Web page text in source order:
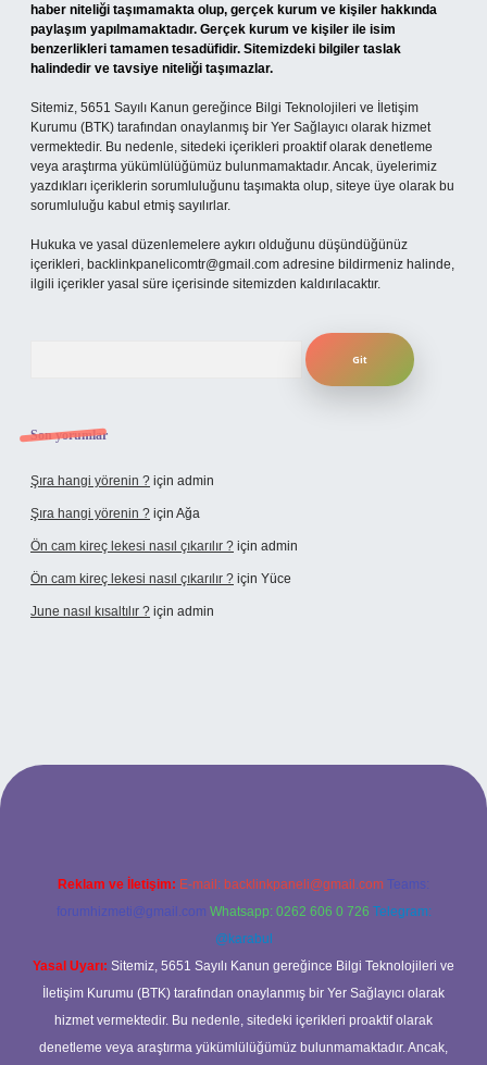
haber niteliği taşımamakta olup, gerçek kurum ve kişiler hakkında
paylaşım yapılmamaktadır. Gerçek kurum ve kişiler ile isim
benzerlikleri tamamen tesadüfidir. Sitemizdeki bilgiler taslak
halindedir ve tavsiye niteliği taşımazlar.
Sitemiz, 5651 Sayılı Kanun gereğince Bilgi Teknolojileri ve İletişim
Kurumu (BTK) tarafından onaylanmış bir Yer Sağlayıcı olarak hizmet
vermektedir. Bu nedenle, sitedeki içerikleri proaktif olarak denetleme
veya araştırma yükümlülüğümüz bulunmamaktadır. Ancak, üyelerimiz
yazdıkları içeriklerin sorumluluğunu taşımakta olup, siteye üye olarak bu
sorumluluğu kabul etmiş sayılırlar.
Hukuka ve yasal düzenlemelere aykırı olduğunu düşündüğünüz
içerikleri, backlinkpanelicomtr@gmail.com adresine bildirmeniz halinde,
ilgili içerikler yasal süre içerisinde sitemizden kaldırılacaktır.
Son yorumlar
Şıra hangi yörenin ? için admin
Şıra hangi yörenin ? için Ağa
Ön cam kireç lekesi nasıl çıkarılır ? için admin
Ön cam kireç lekesi nasıl çıkarılır ? için Yüce
June nasıl kısaltılır ? için admin
giriş
Reklam ve İletişim: E-mail: backlinkpaneli@gmail.com Teams:
forumhizmeti@gmail.com Whatsapp: 0262 606 0 726 Telegram:
@karabul
Yasal Uyarı: Sitemiz, 5651 Sayılı Kanun gereğince Bilgi Teknolojileri ve
İletişim Kurumu (BTK) tarafından onaylanmış bir Yer Sağlayıcı olarak
hizmet vermektedir. Bu nedenle, sitedeki içerikleri proaktif olarak
denetleme veya araştırma yükümlülüğümüz bulunmamaktadır. Ancak,